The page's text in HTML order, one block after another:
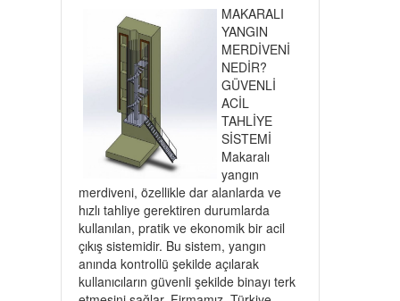
MAKARALI
YANGIN
MERDİVENİ
NEDİR?
GÜVENLİ
ACİL
TAHLİYE
SİSTEMİ
Makaralı
yangın
merdiveni, özellikle dar alanlarda ve
hızlı tahliye gerektiren durumlarda
kullanılan, pratik ve ekonomik bir acil
çıkış sistemidir. Bu sistem, yangın
anında kontrollü şekilde açılarak
kullanıcıların güvenli şekilde binayı terk